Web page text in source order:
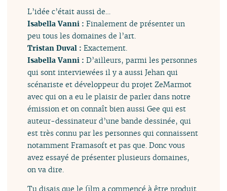
L’idée c’était aussi de…
Isabella Vanni :Finalement de présenter un
peu tous les domaines de l’art.
Tristan Duval :Exactement.
Isabella Vanni :D’ailleurs, parmi les personnes
qui sont interviewées il y a aussi Jehan qui
scénariste et développeur du projet ZeMarmot
avec qui on a eu le plaisir de parler dans notre
émission et on connaît bien aussi Gee qui est
auteur-dessinateur d’une bande dessinée, qui
est très connu par les personnes qui connaissent
notamment Framasoft et pas que. Donc vous
avez essayé de présenter plusieurs domaines,
on va dire.
Tu disais que le film a commencé à être produit